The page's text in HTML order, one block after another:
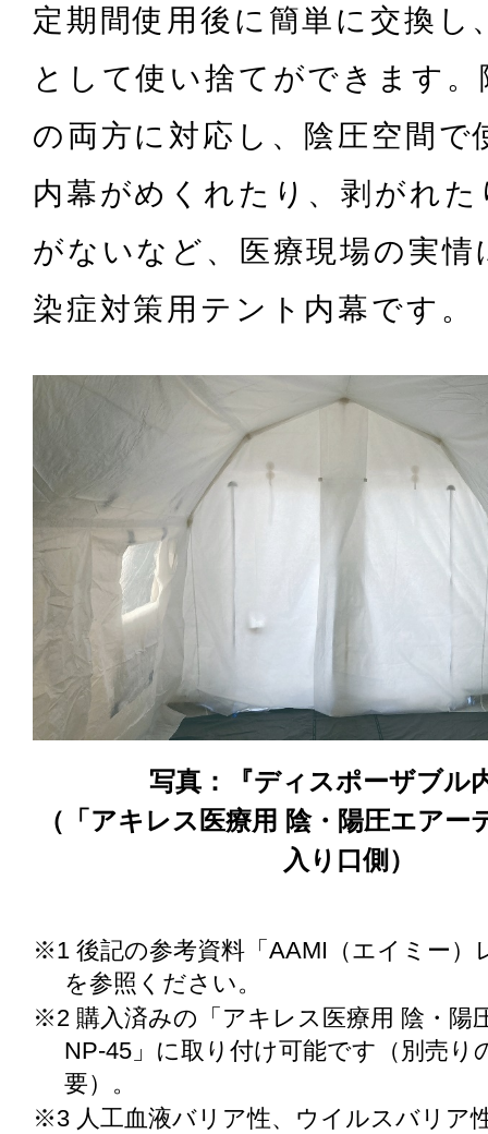
定期間使用後に簡単に交換し
として使い捨てができます
の両方に対応し、陰圧空間で
内幕がめくれたり、剥がれ
がないなど、医療現場の実情
染症対策用テント内幕です。
写真：『ディスポーザブル
（「アキレス医療用 陰・陽圧エアー
入り口側）
※1 後記の参考資料「AAMI（エイミー）
を参照ください。
※2 購入済みの「アキレス医療用 陰・陽
NP-45」に取り付け可能です（別売り
要）。
※3 人工血液バリア性、ウイルスバリア